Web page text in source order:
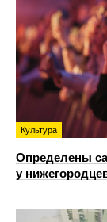
Культура
Определены
у